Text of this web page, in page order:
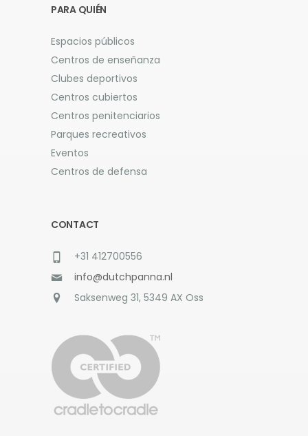
PARA QUIÉN
Espacios públicos
Centros de enseñanza
Clubes deportivos
Centros cubiertos
Centros penitenciarios
Parques recreativos
Eventos
Centros de defensa
CONTACT
+31 412700556
info@dutchpanna.nl
Saksenweg 31, 5349 AX Oss